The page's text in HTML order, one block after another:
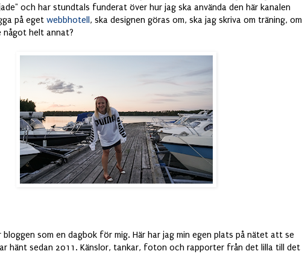
och har stundtals funderat över hur jag ska använda den här kanalen
på eget webbhotell , ska designen göras om, ska jag skriva om träning, om
något helt annat?
som en dagbok för mig. Här har jag min egen plats på nätet att se
hänt sedan 2011. Känslor, tankar, foton och rapporter från det lilla till det